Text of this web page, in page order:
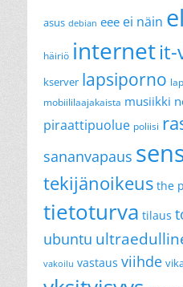
asus debian eee ei näin
häiriö internetit-
kserver lapsiporno
mobiililaajakaista musiikki
piraattipuolue poliisi
sananvapaus
tekijänoikeus the
tietoturva tilaus
ubuntu
vakoilu vastaus viihde